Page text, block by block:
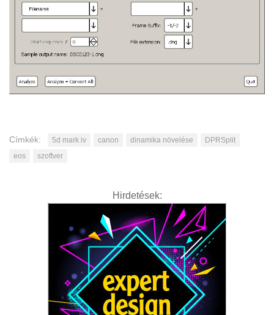
Címkék: 5d mark iv canon dinamika növelése
DPRSplit
eos
szoftver
Hirdetések: